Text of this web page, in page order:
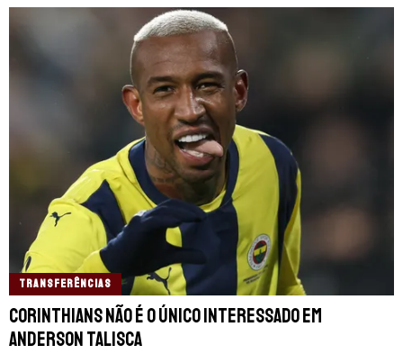
TRANSFERÊNCIAS
Corinthians não é o único interessado em
Anderson Talisca